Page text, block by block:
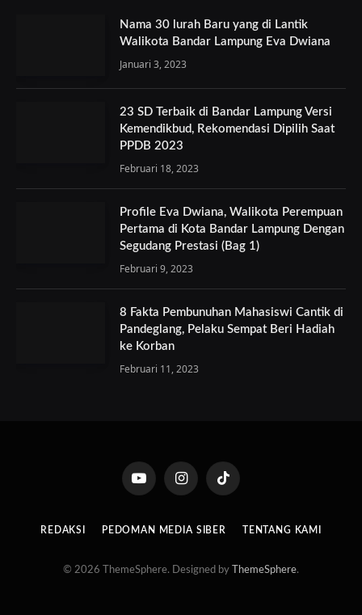
Nama 30 lurah Baru yang di Lantik
Walikota Bandar Lampung Eva Dwiana
Januari 3, 2023
23 SD Terbaik di Bandar Lampung Versi
Kemendikbud, Rekomendasi Dipilih Saat
PPDB 2023
Februari 18, 2023
Profile Eva Dwiana, Walikota Perempuan
Pertama di Kota Bandar Lampung Dengan
Segudang Prestasi (Bag 1)
Februari 9, 2023
8 Fakta Pembunuhan Mahasiswi Cantik di
Pandeglang, Pelaku Sempat Beri Hadiah
ke Korban
Februari 11, 2023
YouTube InstagramTikTok
REDAKSI PEDOMAN MEDIA SIBER TENTANG KAMI
© 2026 ThemeSphere. Designed by ThemeSphere.